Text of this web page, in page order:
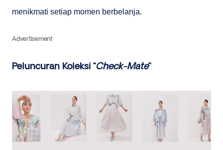
menikmati setiap momen berbelanja.
Advertisement
Peluncuran Koleksi “Check-Mate”